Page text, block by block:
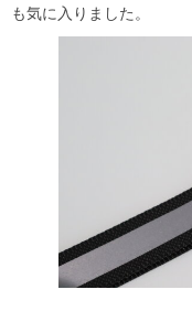
も気に入りました。